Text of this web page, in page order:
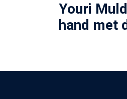
Youri
hand met